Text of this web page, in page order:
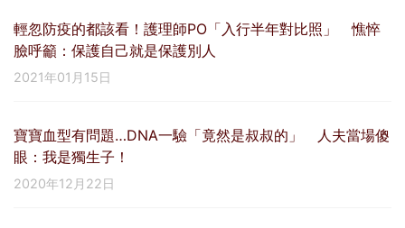
輕忽防疫的都該看！護理師PO「入行半年對比照」 憔悴
臉呼籲：保護自己就是保護別人
2021年01月15日
寶寶血型有問題…DNA一驗「竟然是叔叔的」 人夫當場傻
眼：我是獨生子！
2020年12月22日